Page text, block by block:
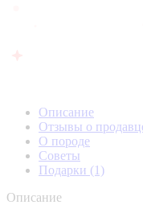
Описание
Отзывы о
О породе
Советы
Подарки (1)
Описание